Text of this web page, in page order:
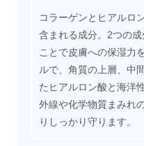
コラーゲンとヒアルロ
含まれる成分。2つの
ことで皮膚への保湿力
ルで、角質の上層、中
たヒアルロン酸と海洋
外線や化学物質まみれ
りしっかり守ります。